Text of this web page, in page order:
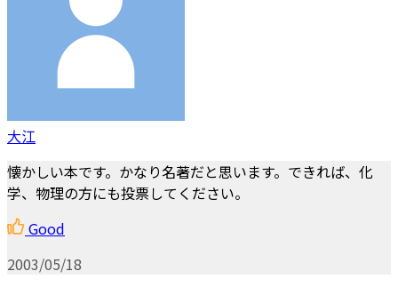
大江
懐かしい本です。かなり名著だと思います。できれば、化
学、物理の方にも投票してください。
Good
2003/05/18